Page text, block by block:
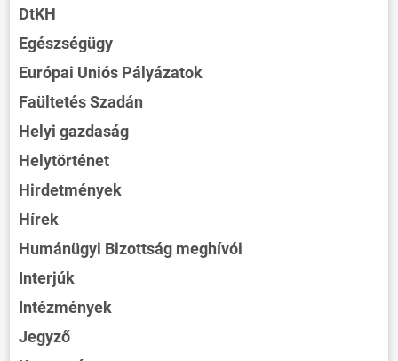
DtKH
Egészségügy
Európai Uniós Pályázatok
Faültetés Szadán
Helyi gazdaság
Helytörténet
Hirdetmények
Hírek
Humánügyi Bizottság meghívói
Interjúk
Intézmények
Jegyző